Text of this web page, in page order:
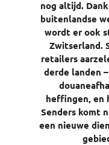
nog altijd.
buitenlandse
wordt er ook
Zwitserland.
retailers
derde landen
heffingen, en
Senders komt
een nieuwe